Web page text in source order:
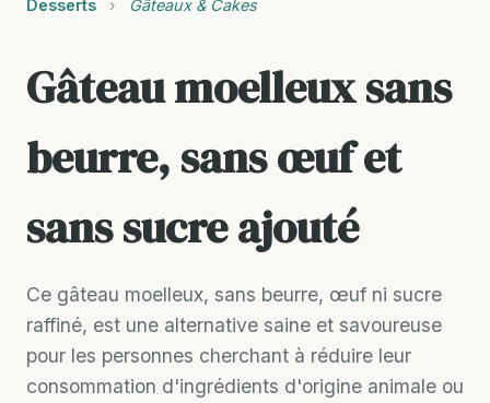
Desserts › Gâteaux & Cakes
Gâteau moelleux sans
beurre, sans œuf et
sans sucre ajouté
Ce gâteau moelleux, sans beurre, œuf ni sucre
raffiné, est une alternative saine et savoureuse
pour les personnes cherchant à réduire leur
consommation d'ingrédients d'origine animale ou